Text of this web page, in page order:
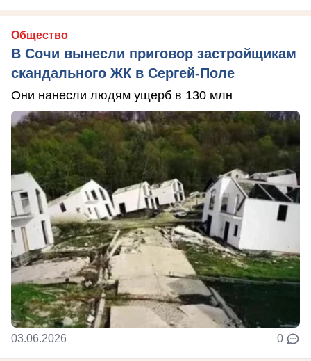
Общество
В Сочи вынесли приговор застройщикам
скандального ЖК в Сергей-Поле
Они нанесли людям ущерб в 130 млн
03.06.2026 0